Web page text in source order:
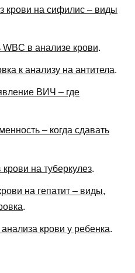
крови на сифилис – виды
WBC в анализе крови.
к анализу на антитела.
ВИЧ – где
– когда сдавать
на туберкулез.
на гепатит – виды,
.
крови у ребенка.